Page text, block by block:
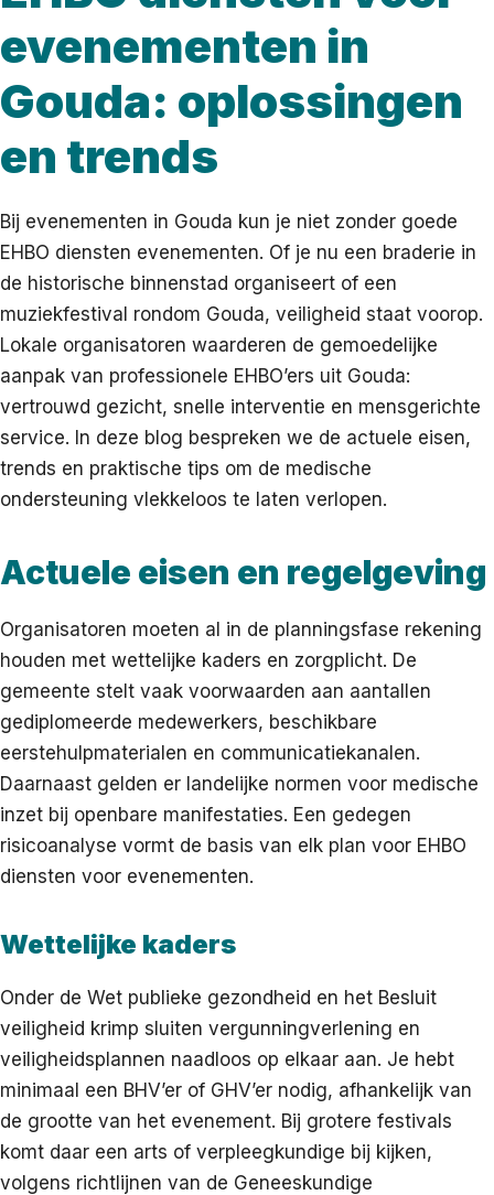
evenementen in
Gouda: oplossingen
en trends
Bij evenementen in Gouda kun je niet zonder goede
EHBO diensten evenementen. Of je nu een braderie in
de historische binnenstad organiseert of een
muziekfestival rondom Gouda, veiligheid staat voorop.
Lokale organisatoren waarderen de gemoedelijke
aanpak van professionele EHBO’ers uit Gouda:
vertrouwd gezicht, snelle interventie en mensgerichte
service. In deze blog bespreken we de actuele eisen,
trends en praktische tips om de medische
ondersteuning vlekkeloos te laten verlopen.
Actuele eisen en regelgeving
Organisatoren moeten al in de planningsfase rekening
houden met wettelijke kaders en zorgplicht. De
gemeente stelt vaak voorwaarden aan aantallen
gediplomeerde medewerkers, beschikbare
eerstehulpmaterialen en communicatiekanalen.
Daarnaast gelden er landelijke normen voor medische
inzet bij openbare manifestaties. Een gedegen
risicoanalyse vormt de basis van elk plan voor EHBO
diensten voor evenementen.
Wettelijke kaders
Onder de Wet publieke gezondheid en het Besluit
veiligheid krimp sluiten vergunningverlening en
veiligheidsplannen naadloos op elkaar aan. Je hebt
minimaal een BHV’er of GHV’er nodig, afhankelijk van
de grootte van het evenement. Bij grotere festivals
komt daar een arts of verpleegkundige bij kijken,
volgens richtlijnen van de Geneeskundige